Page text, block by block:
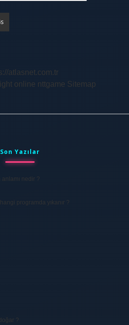
atlasnet.com.tr
online nttgame Sitemap
Son Yazılar
nedir ?
programda yıkanır ?
?